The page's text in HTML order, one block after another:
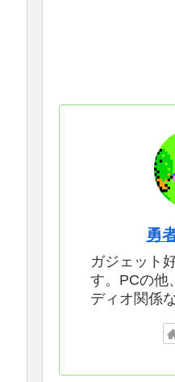
勇
ガジェット
す。PCの他
ディオ関係